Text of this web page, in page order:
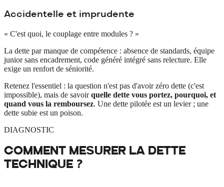
Accidentelle et imprudente
« C'est quoi, le couplage entre modules ? »
La dette par manque de compétence : absence de standards, équipe
junior sans encadrement, code généré intégré sans relecture. Elle
exige un renfort de séniorité.
Retenez l'essentiel : la question n'est pas d'avoir zéro dette (c'est
impossible), mais de savoir quelle dette vous portez, pourquoi, et
quand vous la remboursez. Une dette pilotée est un levier ; une
dette subie est un poison.
DIAGNOSTIC
COMMENT MESURER LA DETTE
TECHNIQUE ?